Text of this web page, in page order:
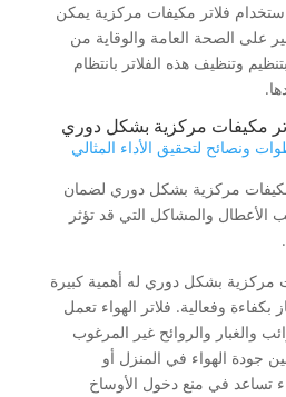
استخدام فلاتر مكيفات مركزية يمكن
على الصحة العامة والوقاية من
وتنظيف هذه الفلاتر بانتظام
مكيفات مركزية بشكل دوري
ونصائح لتحقيق الأداء المثالي
مركزية بشكل دوري لضمان
الأعطال والمشاكل التي قد تؤثر
مركزية بشكل دوري له أهمية كبيرة
وفعالية. فلاتر الهواء تعمل
والغبار والروائح غير المرغوب
جودة الهواء في المنزل أو
تساعد في منع دخول الأوساخ